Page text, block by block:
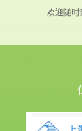
欢迎随时